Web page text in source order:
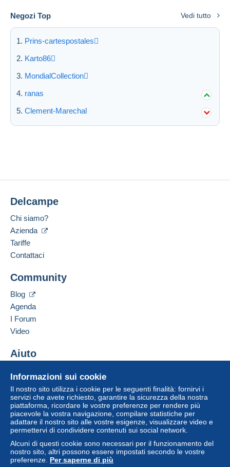
Negozi Top Vedi tutto
Prins-cartespostales
Karto86
MondialCollection
ranas
Clement-Marechal
Informazioni sui cookie
Il nostro sito utilizza i cookie per le seguenti finalità: fornirvi i
servizi che avete richiesto, garantire la sicurezza della nostra
piattaforma, ricordare le vostre preferenze per rendere più
piacevole la vostra navigazione, compilare statistiche per
adattare il nostro sito alle vostre esigenze, visualizzare video e
permettervi di condividere contenuti sui social network.
Alcuni di questi cookie sono necessari per il funzionamento del
nostro sito, altri possono essere impostati secondo le vostre
preferenze. Per saperne di più
Delcampe
Chi siamo?
Azienda
Tariffe
Contattaci
Community
Blog
Agenda
I Forum
Video
Aiuto
Acquistare su Delcampe
Vendere su Delcampe
Un sito sicuro